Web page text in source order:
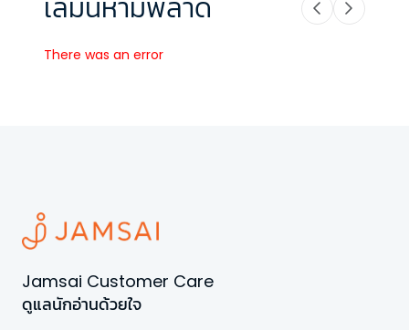
เล่มนี้ห้ามพลาด
There was an error
Jamsai Customer Care
ดูแลนักอ่านด้วยใจ